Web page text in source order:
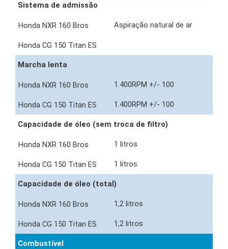
Sistema de admissão
Aspiração natural de ar
Marcha lenta
1.400RPM +/- 100
1.400RPM +/- 100
Capacidade de óleo (sem troca de filtro)
1 litros
1 litros
Capacidade de óleo (total)
1,2 litros
1,2 litros
Combustível